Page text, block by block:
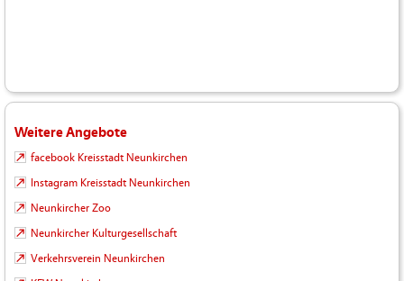
Weitere Angebote
facebook Kreisstadt Neunkirchen
Instagram Kreisstadt Neunkirchen
Neunkircher Zoo
Neunkircher Kulturgesellschaft
Verkehrsverein Neunkirchen